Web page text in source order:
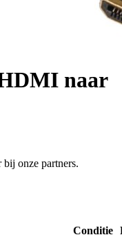
naar
onze partners.
Conditie